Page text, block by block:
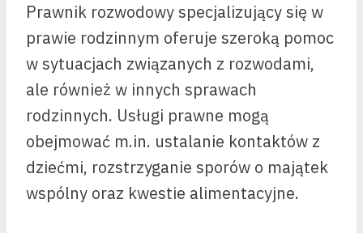
Prawnik rozwodowy specjalizujący się w
prawie rodzinnym oferuje szeroką pomoc
w sytuacjach związanych z rozwodami,
ale również w innych sprawach
rodzinnych. Usługi prawne mogą
obejmować m.in. ustalanie kontaktów z
dziećmi, rozstrzyganie sporów o majątek
wspólny oraz kwestie alimentacyjne.